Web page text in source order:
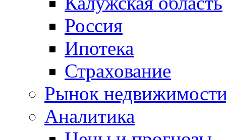
Россия
Ипотека
Страхование
Рынок
Аналитика